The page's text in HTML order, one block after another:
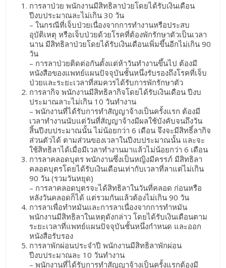
การลาป่วย พนักงานมีสิทธิลาป่วยโดยได้รับเงินเดือน
ปีงบประมาณละไม่เกิน 30 วัน
– ในกรณีที่เจ็บป่วยเนื่องจากการทำงานหรือประสบ
อุบัติเหตุ หรือเจ็บป่วยด้วยโรคที่ต้องพักรักษาตัวเป็นเวลา
นาน มีสิทธิลาป่วยโดยได้รับเงินเดือนเพิ่มขึ้นอีกไม่เกิน 90
วัน
– การลาป่วยติดต่อกันตั้งแต่ห้าวันทำงานขึ้นไป ต้องมี
หนังสือของแพทย์แผนปัจจุบันชั้นหนึ่งรับรองถึงโรคที่เจ็บ
ป่วยและระยะเวลาที่สมควรได้รับการพักรักษาตัว
การลากิจ พนักงานมีสิทธิลากิจโดยได้รับเงินเดือน ปีงบ
ประมาณลาะไม่เกิน 10 วันทำงาน
– พนักงานที่ได้รับการทำสัญญาจ้างเป็นครั้งแรก ต้องมี
เวลาทำงานนับแต่วันที่สัญญาจ้างมีผลใช้บังคับจนถึงวัน
สิ้นปีงบประมาณนั้น ไม่น้อยกว่า 6 เดือน จึงจะมีสิทธิ์ลากิจ
ส่วนตัวได้ ตามส่วนของเวลาในปีงบประมาณนั้น และจะ
ใช้สิทธิลาได้เมื่อมีเวลาทำงานมาแล้วไม่น้อยกว่า 6 เดือน
การลาคลอดบุตร พนักงานซึ่งเป็นหญิงมีครรภ์ มีสิทธิลา
คลอดบุตรโดยได้รับเงินเดือนเท่ากับเวลาที่ลาแต่ไม่เกิน
90 วัน (รวมวันหยุด)
– การลาคลอดบุตรจะได้สิทธิลาในวันที่คลอด ก่อนหรือ
หลังวันคลอดก็ได้ แต่รวมกันแล้วต้องไม่เกิน 90 วัน
การลาเพื่อทำหมันและการลาเนื่องจากการทำหมัน
พนักงานมีสิทธิลาในเหตุดังกล่าว โดยได้รับเงินเดือนตาม
ระยะเวลาที่แพทย์แผนปัจจุบันชั้นหนึ่งกำหนด และออก
หนังสือรับรอง
การลาพักผ่อนประจำปี พนักงานมีสิทธิลาพักผ่อน
ปีงบประมาณละ 10 วันทำงาน
– พนักงานที่ได้รับการทำสัญญาจ้างเป็นครั้งแรกต้องมี